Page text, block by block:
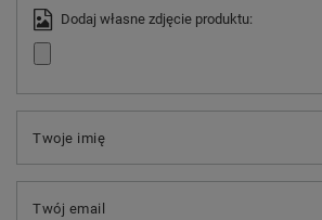
Dodaj własne zdjęcie produktu:
Twoje imię
Twój email